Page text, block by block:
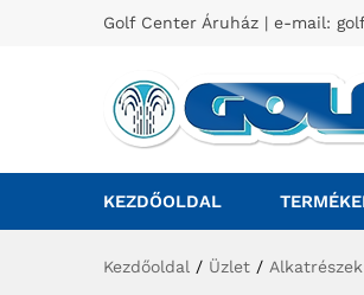
Golf Center Áruház | e-mail:
KEZDŐOLDAL
Kezdőoldal / Üzlet / Alkatrészek